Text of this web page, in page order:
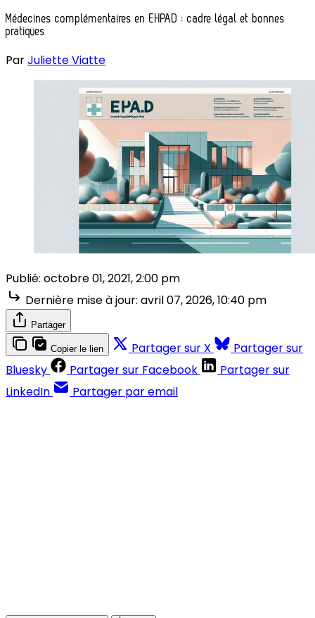
Médecines complémentaires en EHPAD : cadre légal et bonnes
pratiques
ParJuliette Viatte
Publié: octobre 01, 2021, 2:00 pm
Dernière mise à jour: avril 07, 2026, 10:40 pm
Partager
Copier le lien Partager sur X
Partager sur
Bluesky
Partager sur Facebook
Partager sur
LinkedIn
Partager par email